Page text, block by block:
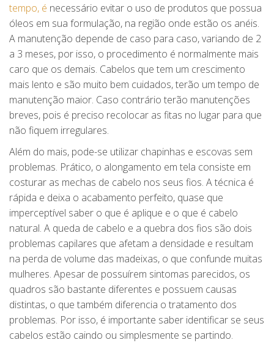
tempo, é necessário evitar o uso de produtos que possua
óleos em sua formulação, na região onde estão os anéis.
A manutenção depende de caso para caso, variando de 2
a 3 meses, por isso, o procedimento é normalmente mais
caro que os demais. Cabelos que tem um crescimento
mais lento e são muito bem cuidados, terão um tempo de
manutenção maior. Caso contrário terão manutenções
breves, pois é preciso recolocar as fitas no lugar para que
não fiquem irregulares.
Além do mais, pode-se utilizar chapinhas e escovas sem
problemas. Prático, o alongamento em tela consiste em
costurar as mechas de cabelo nos seus fios. A técnica é
rápida e deixa o acabamento perfeito, quase que
imperceptível saber o que é aplique e o que é cabelo
natural. A queda de cabelo e a quebra dos fios são dois
problemas capilares que afetam a densidade e resultam
na perda de volume das madeixas, o que confunde muitas
mulheres. Apesar de possuírem sintomas parecidos, os
quadros são bastante diferentes e possuem causas
distintas, o que também diferencia o tratamento dos
problemas. Por isso, é importante saber identificar se seus
cabelos estão caindo ou simplesmente se partindo.